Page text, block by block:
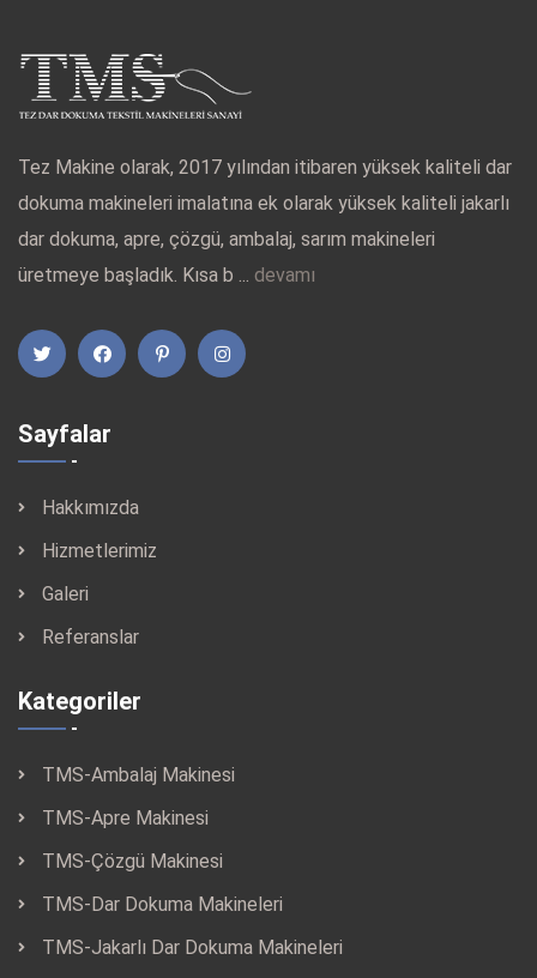
Tez Makine olarak, 2017 yılından itibaren yüksek kaliteli dar
dokuma makineleri imalatına ek olarak yüksek kaliteli jakarlı
dar dokuma, apre, çözgü, ambalaj, sarım makineleri
üretmeye başladık. Kısa b ... devamı
Sayfalar
Hakkımızda
Hizmetlerimiz
Galeri
Referanslar
Kategoriler
TMS-Ambalaj Makinesi
TMS-Apre Makinesi
TMS-Çözgü Makinesi
TMS-Dar Dokuma Makineleri
TMS-Jakarlı Dar Dokuma Makineleri